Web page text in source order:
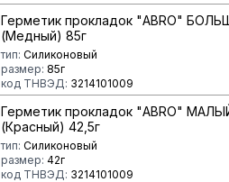
Герметик прокладок "ABRO"
(Медный) 85г
тип: Силиконовый
размер: 85г
код ТНВЭД: 3214101009
Герметик прокладок "ABRO"
(Красный) 42,5г
тип: Силиконовый
размер: 42г
код ТНВЭД: 3214101009